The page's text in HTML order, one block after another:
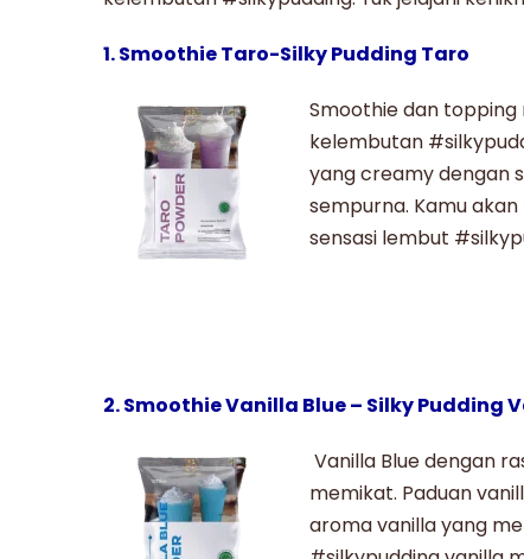
1. Smoothie Taro-Silky Pudding Taro
Smoothie dan topping
kelembutan
yang creamy dengan
sempurna. Kamu
sensasi lembut
2. Smoothie Vanilla Blue – Silky Pudding
Vanilla Bluedengan
memikat. Paduan
aroma vanilla yang